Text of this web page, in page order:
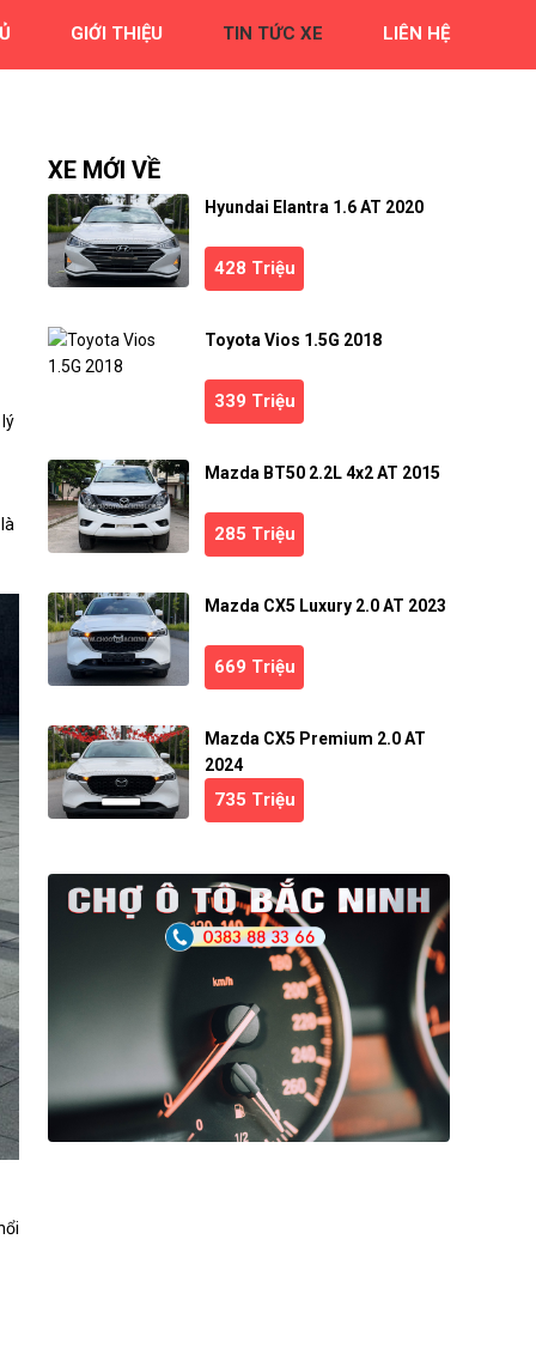
GIỚI THIỆU TIN TỨC XE LIÊN HỆ
XE MỚI VỀ
Hyundai Elantra 1.6 AT 2020
428 Triệu
Toyota Vios 1.5G 2018
339 Triệu
Mazda BT50 2.2L 4x2 AT 2015
285 Triệu
Mazda CX5 Luxury 2.0 AT 2023
669 Triệu
Mazda CX5 Premium 2.0 AT
2024
735 Triệu